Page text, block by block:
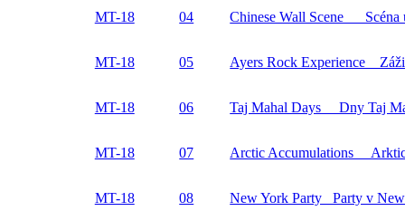
MT-18 04 Chinese Wall Scene Scéna
MT-18 05 Ayers Rock Experience
MT-18 06 Taj Mahal Days Dny Taj
MT-18 07 Arctic Accumulations
MT-18 08 New York Party Party v